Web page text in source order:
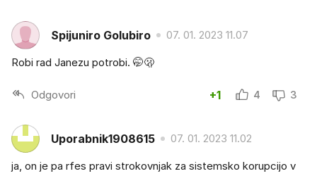
Spijuniro Golubiro 07. 01. 2023 11.07
Robi rad Janezu potrobi. 🤭🫢
Odgovori +1 4 3
Uporabnik1908615 07. 01. 2023 11.02
ja, on je pa rfes pravi strokovnjak za sistemsko korupcijo v